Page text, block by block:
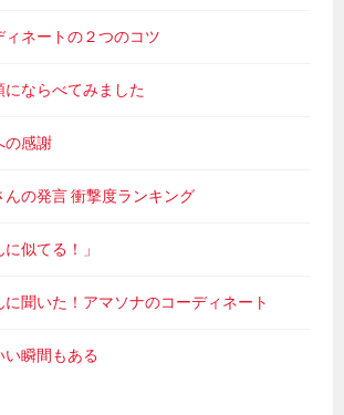
ネートの２つのコツ
ならべてみました
の感謝
の発言 衝撃度ランキング
似てる！」
に聞いた！アマソナのコーディネート
い瞬間もある